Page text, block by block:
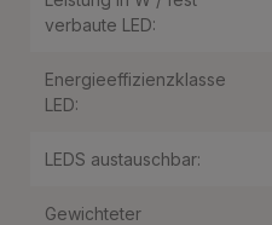
verbaute LED:
Energieeffizienzklasse
LED:
LEDS austauschbar:
Gewichteter